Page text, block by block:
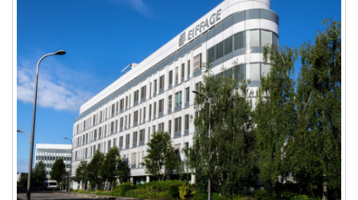
Chapters
Descriptions
descriptions off, selected
Subtitles
subtitles settings, opens subtitles
settings dialog
subtitles off, selected